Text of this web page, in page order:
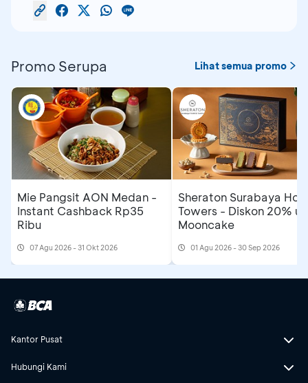
Promo Serupa Lihat semua promo
Mie Pangsit AON Medan -
Instant Cashback Rp35
Ribu
07 Agu 2026 - 31 Okt 2026
Sheraton Surabaya
Towers - Diskon 20%
Mooncake
01 Agu 2026 - 30 Sep 2026
Kantor Pusat
Hubungi Kami